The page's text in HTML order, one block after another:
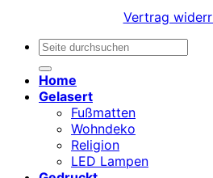
Vertrag
Suchen
Home
Gelasert
Fußmatten
Wohndeko
Religion
LED Lampen